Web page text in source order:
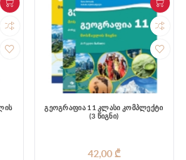
გეოგრაფია 11 კლასი კომპლექტი
(3 წიგნი)
42,00 ₾